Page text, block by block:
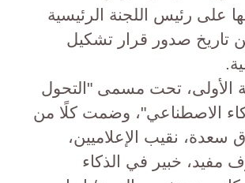
على رئيس اللجنة الرئيسية
تاريخ صدور قرار تشكيل
الأولى، تحت مسمى "التحول
الاصطناعي"، وضمت كلًا من
سعدة، نقيب الإعلاميين،
مفيد، خبير في الذكاء